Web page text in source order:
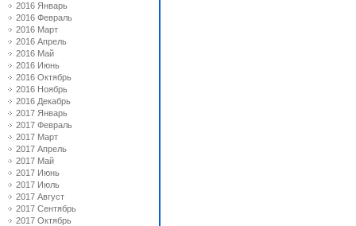
2016 Январь
2016 Февраль
2016 Март
2016 Апрель
2016 Май
2016 Июнь
2016 Октябрь
2016 Ноябрь
2016 Декабрь
2017 Январь
2017 Февраль
2017 Март
2017 Апрель
2017 Май
2017 Июнь
2017 Июль
2017 Август
2017 Сентябрь
2017 Октябрь